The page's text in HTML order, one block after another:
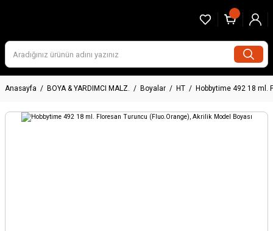
Anasayfa BOYA & YARDIMCI MALZ. Boyalar HT Hobbytime 492 18 ml.